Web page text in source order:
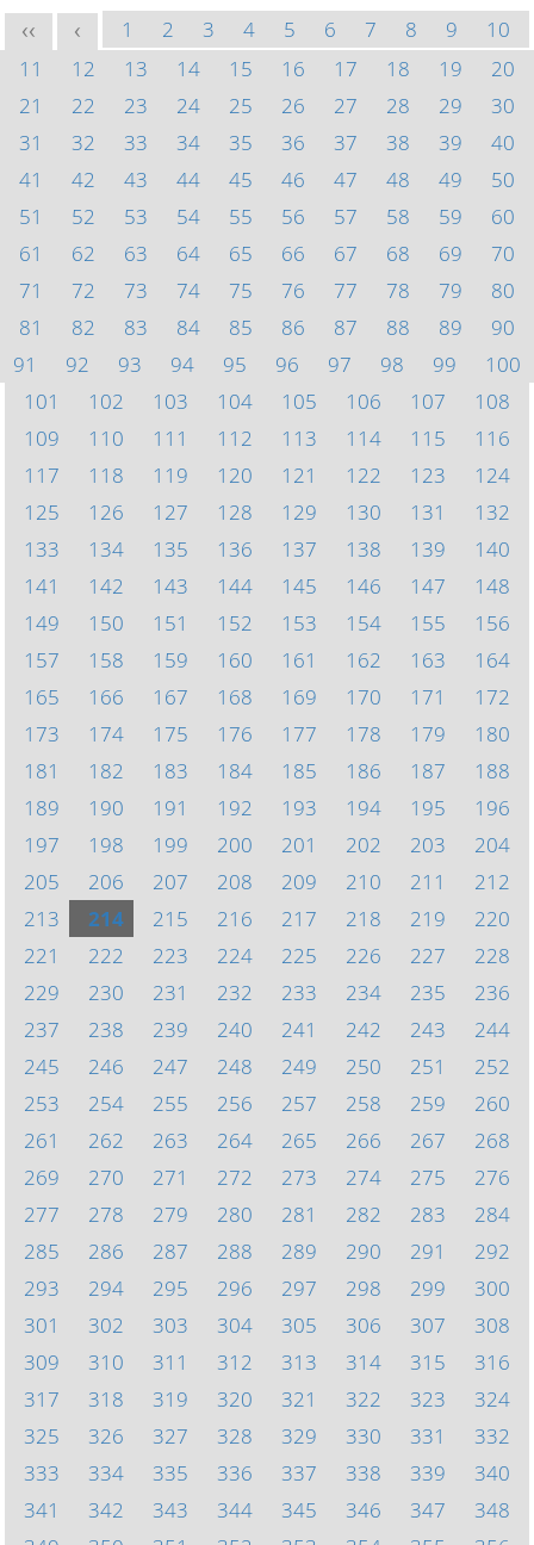
<< < 1 2 3 4 5 6 7 8 9
10
11
12 13 14 15 16 17 18 19
20
21
22 23 24 25 26 27 28 29
30
31
32 33 34 35 36 37 38 39
40
41
42 43 44 45 46 47 48 49
50
51
52 53 54 55 56 57 58 59
60
61
62 63 64 65 66 67 68 69
70
71
72 73 74 75 76 77 78 79
80
81
82 83 84 85 86 87 88 89
90
91
92 93 94 95 96 97 98 99
100
101
102 103 104 105 106 107
108
109
110 111 112 113 114 115
116
117
118 119 120 121 122 123
124
125
126 127 128 129 130 131
132
133
134 135 136 137 138 139
140
141
142 143 144 145 146 147
148
149
150 151 152 153 154 155
156
157
158 159 160 161 162 163
164
165
166 167 168 169 170 171
172
173
174 175 176 177 178 179
180
181
182 183 184 185 186 187
188
189
190 191 192 193 194 195
196
197
198 199 200 201 202 203
204
205
206 207 208 209 210 211
212
213
214 215 216 217 218 219
220
221
222 223 224 225 226 227
228
229
230 231 232 233 234 235
236
237
238 239 240 241 242 243
244
245
246 247 248 249 250 251
252
253
254 255 256 257 258 259
260
261
262 263 264 265 266 267
268
269
270 271 272 273 274 275
276
277
278 279 280 281 282 283
284
285
286 287 288 289 290 291
292
293
294 295 296 297 298 299
300
301
302 303 304 305 306 307
308
309
310 311 312 313 314 315
316
317
318 319 320 321 322 323
324
325
326 327 328 329 330 331
332
333
334 335 336 337 338 339
340
341
342 343 344 345 346 347
348